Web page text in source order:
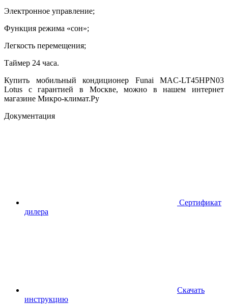
Электронное управление;
Функция режима «сон»;
Легкость перемещения;
Таймер 24 часа.
Купить мобильный кондиционер Funai MAC-LT45HPN03
Lotus с гарантией в Москве, можно в нашем интернет
магазине Микро-климат.Ру
Документация
Сертификат
дилера
Скачать
инструкцию